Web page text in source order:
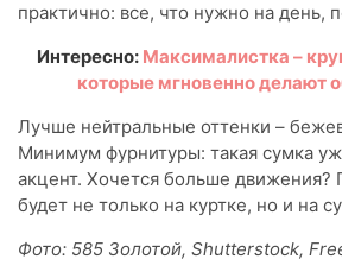
практично: все, что нужно на день,
Интересно: Максималистка –
которые мгновенно делают
Лучше нейтральные оттенки –
Минимум фурнитуры: такая сумка
акцент. Хочется больше движения?
будет не только на куртке, но и на
Фото: 585 Золотой, Shutterstock,